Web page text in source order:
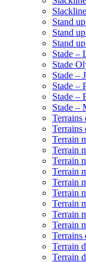
Slackline
Stand
Stand
Stand
Stade –
Stade
Stade –
Stade –
Stade –
Stade –
Terrains
Terrain
Terrain
Terrain
Terrain
Terrain
Terrain
Terrain
Terrain
Terrain
Terrains
Terrain
Terrain